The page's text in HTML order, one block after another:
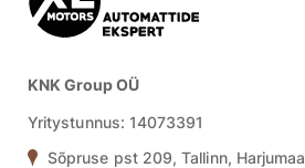
KNK Group OÜ
Yritystunnus: 14073391
Sõpruse pst 209, Tallinn, Harjumaa